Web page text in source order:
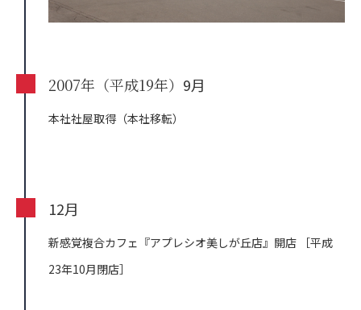
2007年（平成19年） 9月
本社社屋取得（本社移転）
12月
新感覚複合カフェ『アプレシオ美しが丘店』開店 ［平成
23年10月閉店］